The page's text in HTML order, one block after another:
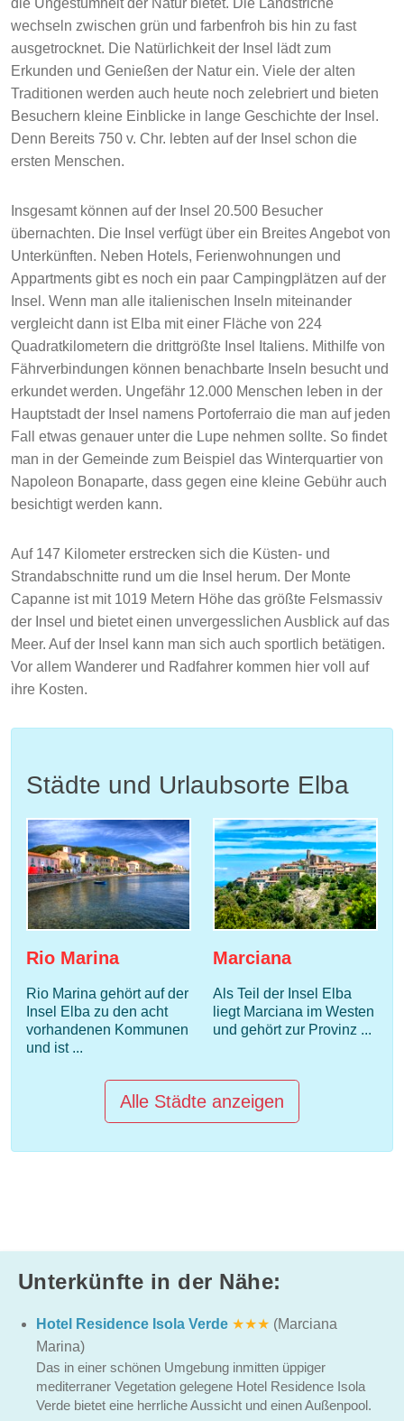
die Ungestümheit der Natur bietet. Die Landstriche
wechseln zwischen grün und farbenfroh bis hin zu fast
ausgetrocknet. Die Natürlichkeit der Insel lädt zum
Erkunden und Genießen der Natur ein. Viele der alten
Traditionen werden auch heute noch zelebriert und bieten
Besuchern kleine Einblicke in lange Geschichte der Insel.
Denn Bereits 750 v. Chr. lebten auf der Insel schon die
ersten Menschen.
Insgesamt können auf der Insel 20.500 Besucher
übernachten. Die Insel verfügt über ein Breites Angebot von
Unterkünften. Neben Hotels, Ferienwohnungen und
Appartments gibt es noch ein paar Campingplätzen auf der
Insel. Wenn man alle italienischen Inseln miteinander
vergleicht dann ist Elba mit einer Fläche von 224
Quadratkilometern die drittgrößte Insel Italiens. Mithilfe von
Fährverbindungen können benachbarte Inseln besucht und
erkundet werden. Ungefähr 12.000 Menschen leben in der
Hauptstadt der Insel namens Portoferraio die man auf jeden
Fall etwas genauer unter die Lupe nehmen sollte. So findet
man in der Gemeinde zum Beispiel das Winterquartier von
Napoleon Bonaparte, dass gegen eine kleine Gebühr auch
besichtigt werden kann.
Auf 147 Kilometer erstrecken sich die Küsten- und
Strandabschnitte rund um die Insel herum. Der Monte
Capanne ist mit 1019 Metern Höhe das größte Felsmassiv
der Insel und bietet einen unvergesslichen Ausblick auf das
Meer. Auf der Insel kann man sich auch sportlich betätigen.
Vor allem Wanderer und Radfahrer kommen hier voll auf
ihre Kosten.
Städte und Urlaubsorte Elba
Rio Marina
Rio Marina gehört auf der
Insel Elba zu den acht
vorhandenen Kommunen
und ist ...
Marciana
Als Teil der Insel Elba
liegt Marciana im Westen
und gehört zur Provinz ...
Alle Städte anzeigen
Unterkünfte in der Nähe:
Hotel Residence Isola Verde ★★★ (Marciana
Marina)
Das in einer schönen Umgebung inmitten üppiger
mediterraner Vegetation gelegene Hotel Residence Isola
Verde bietet eine herrliche Aussicht und einen Außenpool.